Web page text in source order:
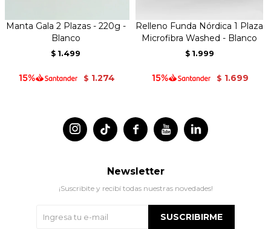
Manta Gala 2 Plazas - 220g -
Blanco
$ 1.499
$ 1.274
Relleno Funda Nórdica 1 Plaza
Microfibra Washed - Blanco
$ 1.999
$ 1.699
 
 
Newsletter
¡Suscribite y recibí todas nuestras novedades!
SUSCRIBIRME